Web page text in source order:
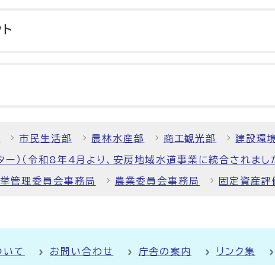
市民生活部 農林水産部 商工観光部 建設環
ー）（令和8年4月より、安房地域水道事業に統合されまし
管理委員会事務局 農業委員会事務局 固定資産評
いて お問い合わせ 庁舎の案内 リンク集